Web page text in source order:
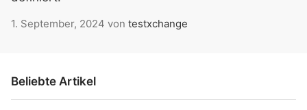
1. September, 2024 von testxchange
Beliebte Artikel